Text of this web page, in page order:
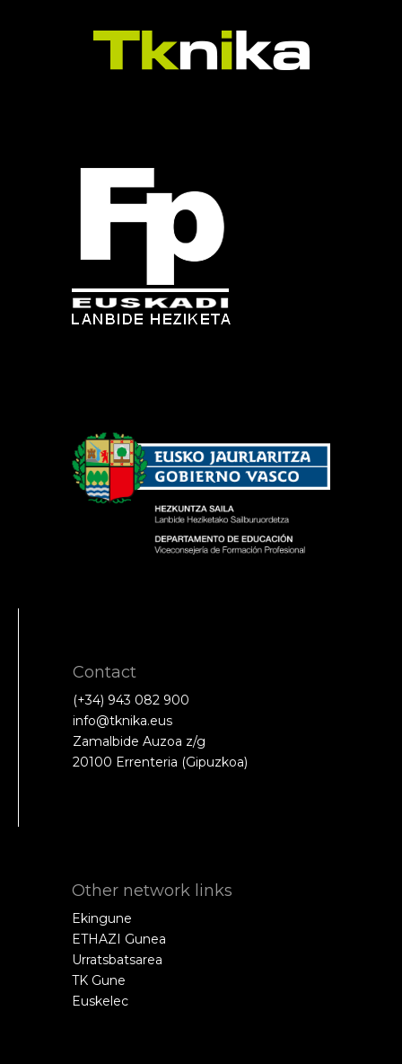
Contact
(+34) 943 082 900
info@tknika.eus
Zamalbide Auzoa z/g
20100 Errenteria (Gipuzkoa)
Other network links
Ekingune
ETHAZI Gunea
Urratsbatsarea
TK Gune
Euskelec